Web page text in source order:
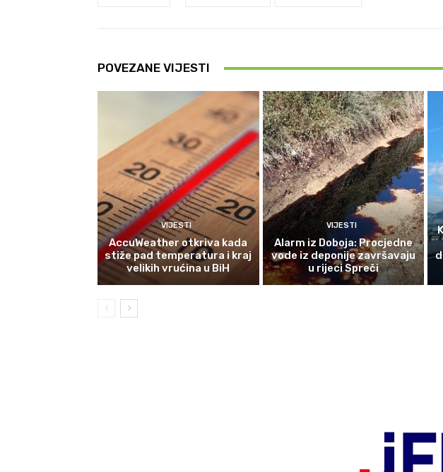
POVEZANE VIJESTI
VIJESTI
AccuWeather otkriva kada
stiže pad temperatura i kraj
velikih vrućina u BiH
VIJESTI
Alarm iz Doboja: Procjedne
vode iz deponije završavaju
u rijeci Spreči